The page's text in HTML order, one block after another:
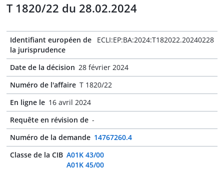
T 1820/22 du 28.02.2024
Identifiant européen de
la jurisprudence
ECLI:EP:BA:2024:T182022.20240228
Date de la décision 28 février 2024
Numéro de l'affaire T 1820/22
En ligne le 16 avril 2024
Requête en révision de -
Numéro de la demande 14767260.4
Classe de la CIB A01K 43/00
A01K 45/00